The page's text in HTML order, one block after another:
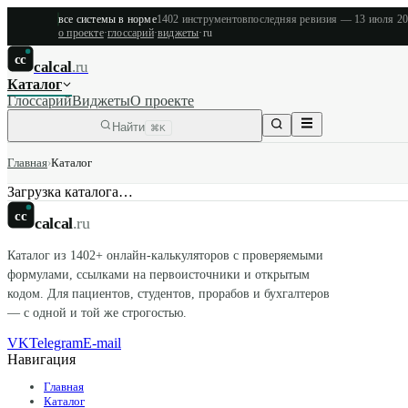
все системы в норме1402 инструментовпоследняя ревизия — 13 июля
о проекте·глоссарий·виджеты·ru
cc calcal.ru
Каталог
ГлоссарийВиджетыО проекте
Найти ⌘K
Главная›Каталог
Загрузка каталога…
cc calcal.ru
Каталог из 1402+ онлайн-калькуляторов с проверяемыми
формулами, ссылками на первоисточники и открытым
кодом. Для пациентов, студентов, прорабов и бухгалтеров
— с одной и той же строгостью.
VKTelegramE-mail
Навигация
Главная
Каталог